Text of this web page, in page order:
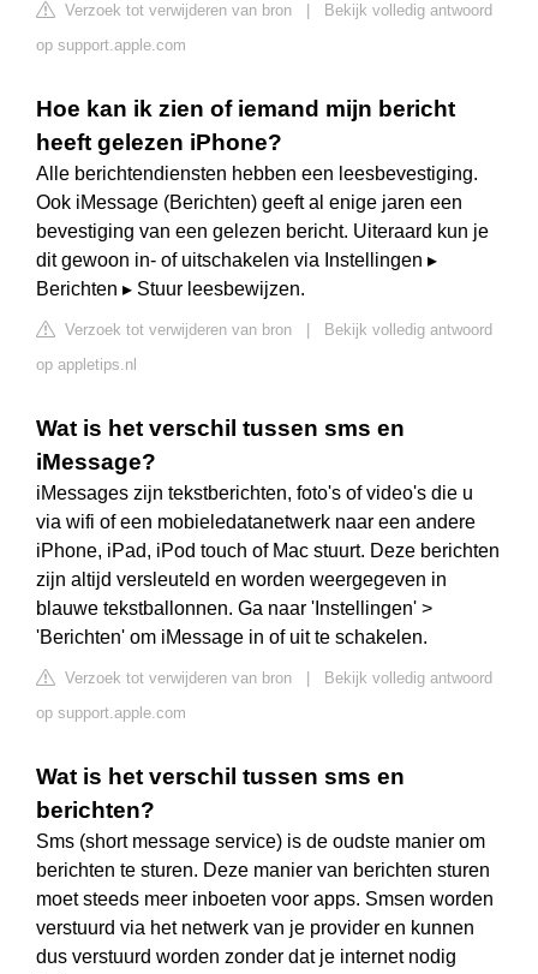
Verzoek tot verwijderen van bron
Bekijk volledig antwoord
op support.apple.com
Hoe kan ik zien of iemand mijn bericht
heeft gelezen iPhone?
Alle berichtendiensten hebben een leesbevestiging.
Ook iMessage (Berichten) geeft al enige jaren een
bevestiging van een gelezen bericht. Uiteraard kun je
dit gewoon in- of uitschakelen via Instellingen ▸
Berichten ▸ Stuur leesbewijzen.
Verzoek tot verwijderen van bron
Bekijk volledig antwoord
op appletips.nl
Wat is het verschil tussen sms en
iMessage?
iMessages zijn tekstberichten, foto's of video's die u
via wifi of een mobieledatanetwerk naar een andere
iPhone, iPad, iPod touch of Mac stuurt. Deze berichten
zijn altijd versleuteld en worden weergegeven in
blauwe tekstballonnen. Ga naar 'Instellingen' >
'Berichten' om iMessage in of uit te schakelen.
Verzoek tot verwijderen van bron
Bekijk volledig antwoord
op support.apple.com
Wat is het verschil tussen sms en
berichten?
Sms (short message service) is de oudste manier om
berichten te sturen. Deze manier van berichten sturen
moet steeds meer inboeten voor apps. Smsen worden
verstuurd via het netwerk van je provider en kunnen
dus verstuurd worden zonder dat je internet nodig